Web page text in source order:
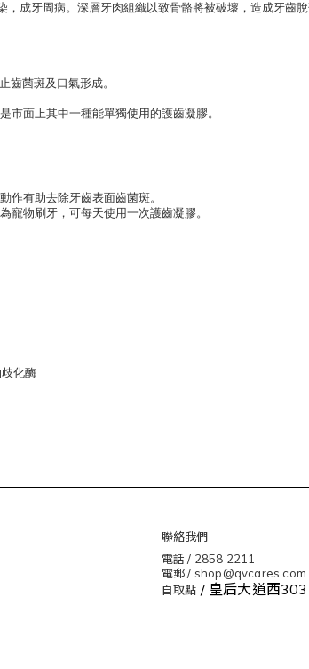
成牙周病。深層牙肉組織以致骨骼將被破壞，造成牙齒
齒菌斑及口氣形成。
市面上其中一種能單獨使用的護齒凝膠。
作有助去除牙齒表面齒菌斑。
寵物刷牙，可每天使用一次護齒凝膠。
化酶
聯絡我們
電話 / 2858 2211
電郵 / shop@qvcares.com
自取點 / 皇后大道西